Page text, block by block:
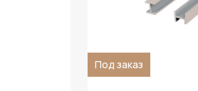
Под заказ